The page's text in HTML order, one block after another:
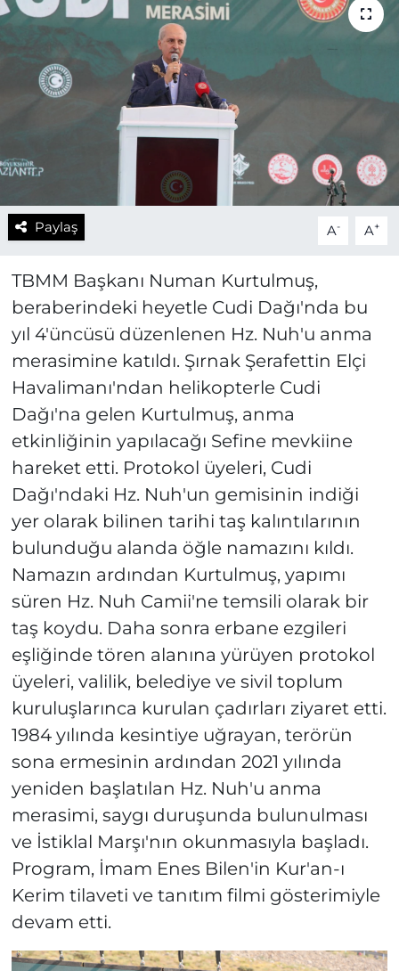
Paylaş A- A+
TBMM Başkanı Numan Kurtulmuş,
beraberindeki heyetle Cudi Dağı'nda bu
yıl 4'üncüsü düzenlenen Hz. Nuh'u anma
merasimine katıldı. Şırnak Şerafettin Elçi
Havalimanı'ndan helikopterle Cudi
Dağı'na gelen Kurtulmuş, anma
etkinliğinin yapılacağı Sefine mevkiine
hareket etti. Protokol üyeleri, Cudi
Dağı'ndaki Hz. Nuh'un gemisinin indiği
yer olarak bilinen tarihi taş kalıntılarının
bulunduğu alanda öğle namazını kıldı.
Namazın ardından Kurtulmuş, yapımı
süren Hz. Nuh Camii'ne temsili olarak bir
taş koydu. Daha sonra erbane ezgileri
eşliğinde tören alanına yürüyen protokol
üyeleri, valilik, belediye ve sivil toplum
kuruluşlarınca kurulan çadırları ziyaret etti.
1984 yılında kesintiye uğrayan, terörün
sona ermesinin ardından 2021 yılında
yeniden başlatılan Hz. Nuh'u anma
merasimi, saygı duruşunda bulunulması
ve İstiklal Marşı'nın okunmasıyla başladı.
Program, İmam Enes Bilen'in Kur'an-ı
Kerim tilaveti ve tanıtım filmi gösterimiyle
devam etti.